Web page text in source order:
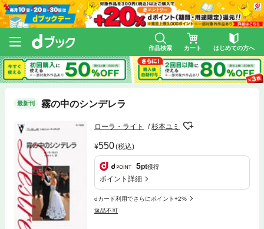
作品検索 カート はじめての方へ
最新刊 霧の中のシンデレラ
ローラ・ライト 杉本ユミ
550(税込)
5pt獲得
ポイント詳細
dカード利用でさらにポイント+2%
返品不可